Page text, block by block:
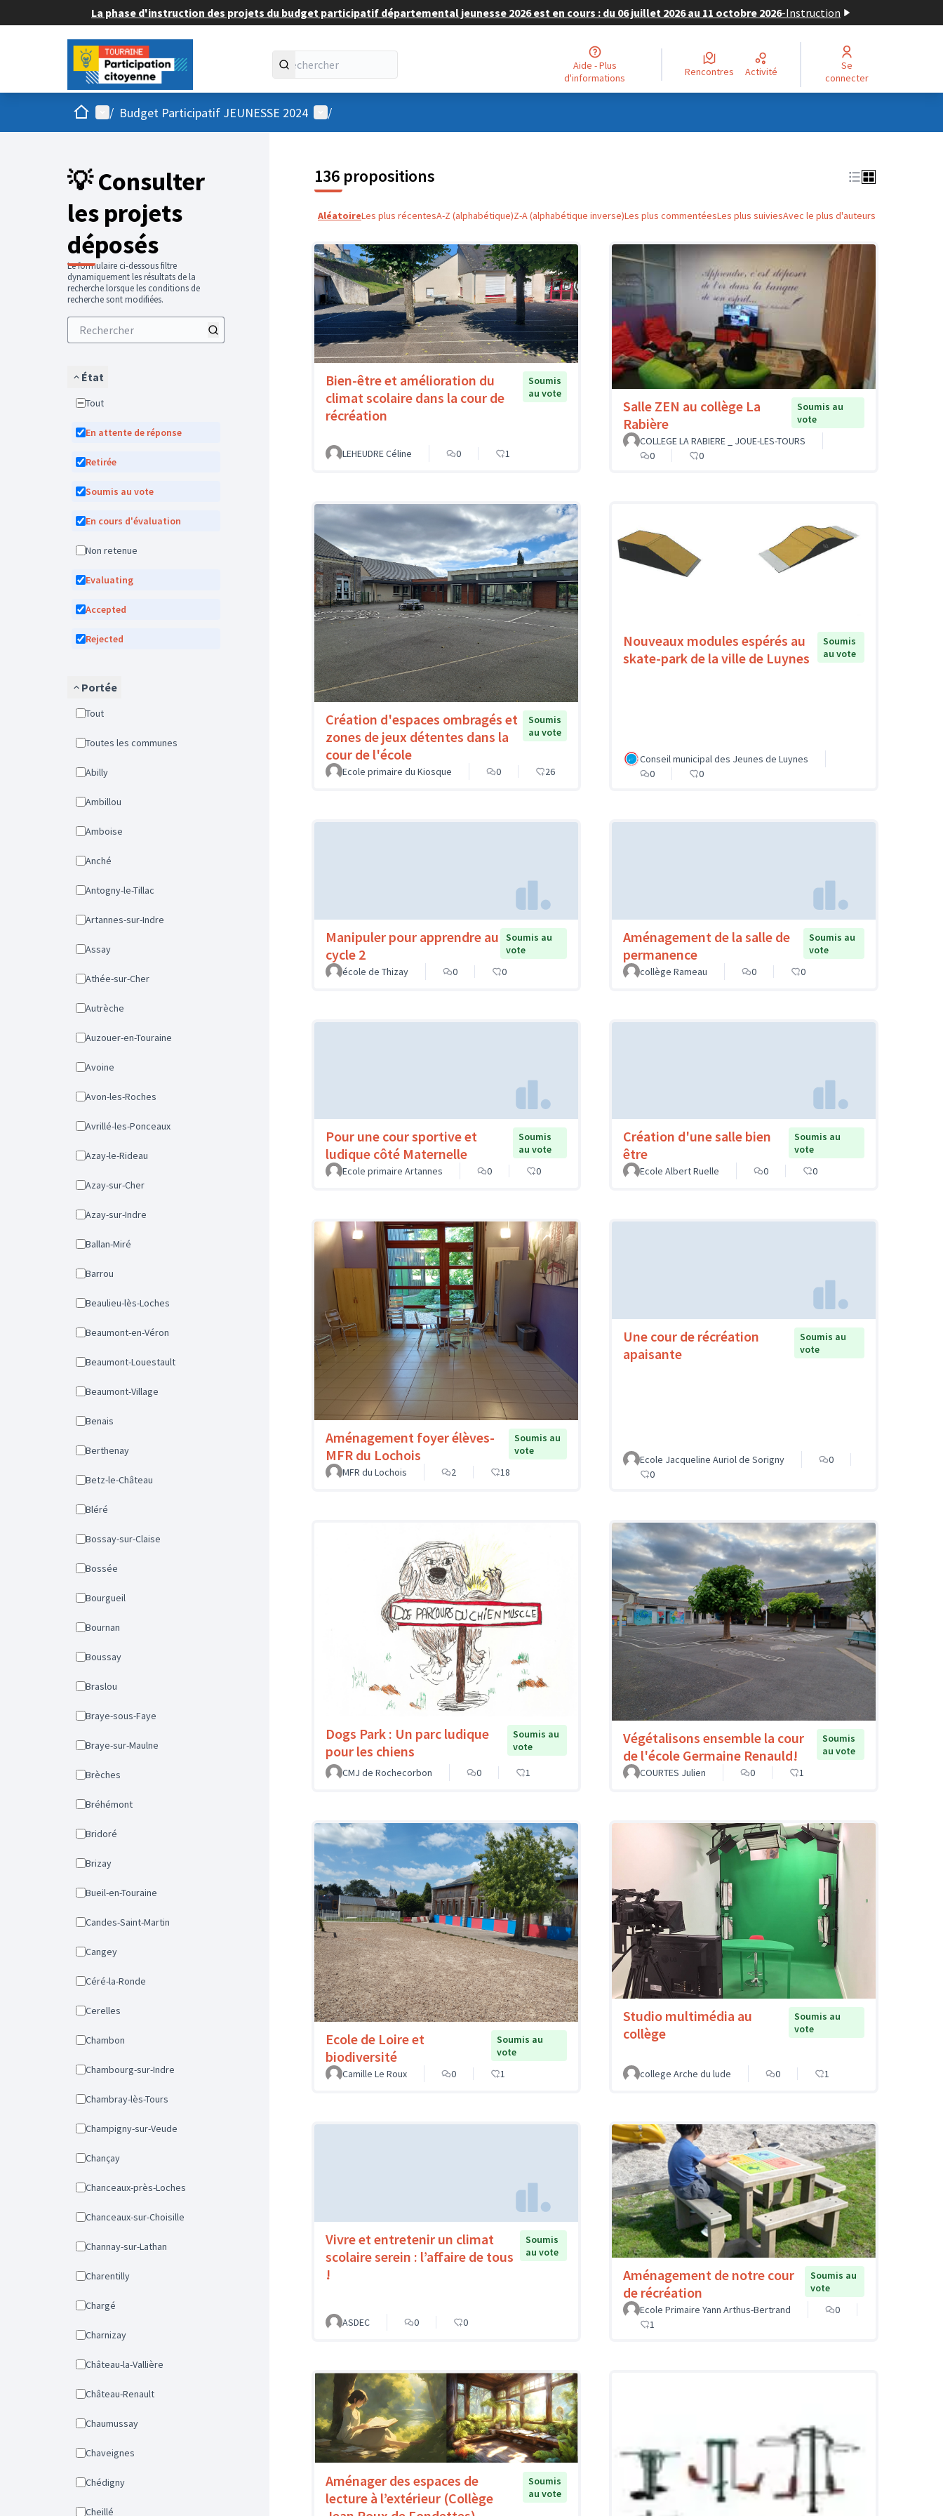
La phase d'instruction des projets du budget participatif départemental jeunesse 2026 est en cours : du 06 juillet 2026 au 11 octobre 2026-Instruction
Aide - Plus
d'informations
Rencontres Activité
Se
connecter
AccueilMenu principal
/ Budget Participatif JEUNESSE 2024 Menu utilisateur
/
💡 Consulter
les projets
déposés
Le formulaire ci-dessous filtre
dynamiquement les résultats de la
recherche lorsque les conditions de
recherche sont modifiées.
État
Tout
En attente de réponse
Retirée
Soumis au vote
En cours d'évaluation
Non retenue
Evaluating
Accepted
Rejected
Portée
Tout
Toutes les communes
Abilly
Ambillou
Amboise
Anché
Antogny-le-Tillac
Artannes-sur-Indre
Assay
Athée-sur-Cher
Autrèche
Auzouer-en-Touraine
Avoine
Avon-les-Roches
Avrillé-les-Ponceaux
Azay-le-Rideau
Azay-sur-Cher
Azay-sur-Indre
Ballan-Miré
Barrou
Beaulieu-lès-Loches
Beaumont-en-Véron
Beaumont-Louestault
Beaumont-Village
Benais
Berthenay
Betz-le-Château
Bléré
Bossay-sur-Claise
Bossée
Bourgueil
Bournan
Boussay
Braslou
Braye-sous-Faye
Braye-sur-Maulne
Brèches
Bréhémont
Bridoré
Brizay
Bueil-en-Touraine
Candes-Saint-Martin
Cangey
Céré-la-Ronde
Cerelles
Chambon
Chambourg-sur-Indre
Chambray-lès-Tours
Champigny-sur-Veude
Chançay
Chanceaux-près-Loches
Chanceaux-sur-Choisille
Channay-sur-Lathan
Charentilly
Chargé
Charnizay
Château-la-Vallière
Château-Renault
Chaumussay
Chaveignes
Chédigny
Cheillé
136 propositions
AléatoireLes plus récentesA-Z (alphabétique)Z-A (alphabétique inverse)Les plus commentéesLes plus suiviesAvec le plus d'auteurs
Bien-être et amélioration du
climat scolaire dans la cour de
récréation
Soumis
au vote
LEHEUDRE Céline 0 1
Salle ZEN au collège La
Rabière
Soumis au
vote
COLLEGE LA RABIERE _ JOUE-LES-TOURS
0
0
Création d'espaces ombragés et
zones de jeux détentes dans la
cour de l'école
Soumis
au vote
Ecole primaire du Kiosque 0 26
Nouveaux modules espérés au
skate-park de la ville de Luynes
Soumis
au vote
Conseil municipal des Jeunes de Luynes
0
0
Manipuler pour apprendre au
cycle 2
Soumis au
vote
école de Thizay
0 0
Aménagement de la salle de
permanence
Soumis au
vote
collège Rameau
0 0
Pour une cour sportive et
ludique côté Maternelle
Soumis
au vote
Ecole primaire Artannes
0 0
Création d'une salle bien
être
Soumis au
vote
Ecole Albert Ruelle
0 0
Aménagement foyer élèves-
MFR du Lochois
Soumis au
vote
MFR du Lochois
2 18
Une cour de récréation
apaisante
Soumis au
vote
Ecole Jacqueline Auriol de Sorigny
0
0
Dogs Park : Un parc ludique
pour les chiens
Soumis au
vote
CMJ de Rochecorbon 0 1
Végétalisons ensemble la cour
de l'école Germaine Renauld!
Soumis
au vote
COURTES Julien
0 1
Ecole de Loire et
biodiversité
Soumis au
vote
Camille Le Roux
0 1
Studio multimédia au
collège
Soumis au
vote
college Arche du lude 0 1
Vivre et entretenir un climat
scolaire serein : l’affaire de tous
!
Soumis
au vote
ASDEC 0 0
Aménagement de notre cour
de récréation
Soumis au
vote
Ecole Primaire Yann Arthus-Bertrand
0
1
Aménager des espaces de
lecture à l’extérieur (Collège
Soumis
au vote